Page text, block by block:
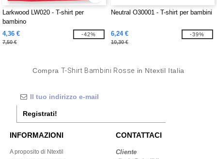
Larkwood LW020 - T-shirt per
bambino
4,36 €
7,50 €
-42%
Neutral O30001 - T-shirt per bambini
6,24 €
10,30 €
-39%
CompraT-Shirt Bambini Rosse in Ntextil Italia
Registrati!
INFORMAZIONI
A proposito di Ntextil
CONTATTACI
Cliente